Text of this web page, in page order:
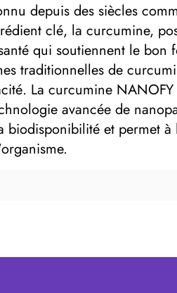
depuis des siècles
clé, la curcumine,
qui soutiennent le bon
traditionnelles de
La curcumine NANOFY
avancée de
biodisponibilité et permet